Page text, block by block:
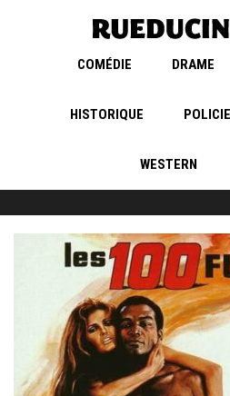
COMÉDIE DRAME
HISTORIQUE
WESTERN